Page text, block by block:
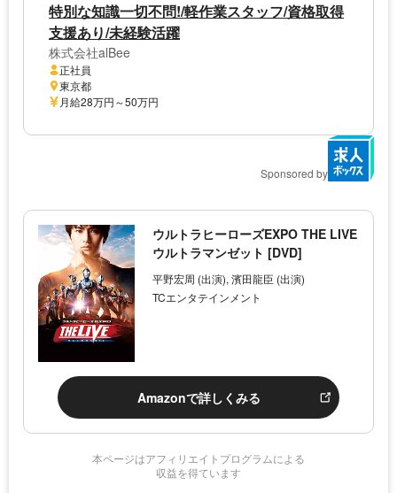
特別な知識一切不問!/軽作業スタッフ/資格取得
支援あり/未経験活躍
株式会社alBee
正社員
東京都
月給28万円～50万円
Sponsored by
ウルトラヒーローズEXPO THE LIVE
ウルトラマンゼット [DVD]
平野宏周 (出演), 濱田龍臣 (出演)
TCエンタテインメント
Amazonで詳しくみる
本ページはアフィリエイトプログラムによる
収益を得ています